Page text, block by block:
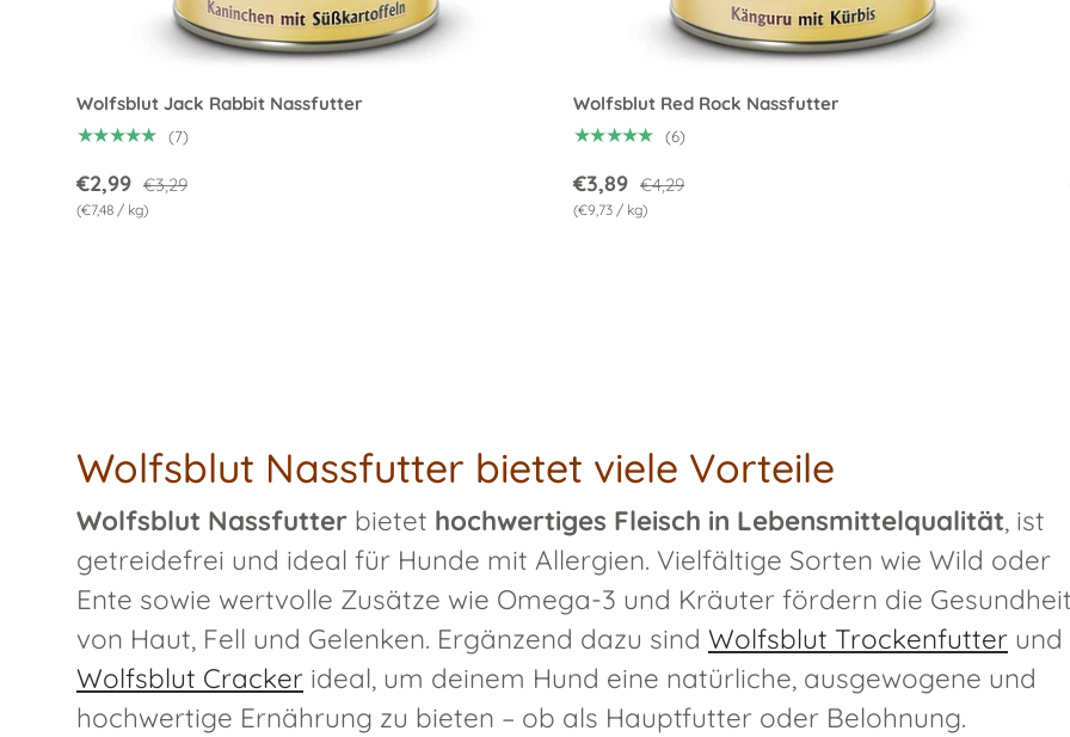
Wolfsblut Jack Rabbit Nassfutter
★★★★★
(7)
€2,99 €3,29
Grundpreis
€7,48 / kg
Wolfsblut Red Rock Nassfutter
★★★★★
(6)
€3,89 €4,29
Grundpreis
€9,73 / kg
Wolfsblut Nassfutter bietet viele Vorteile
Wolfsblut Nassfutter bietet hochwertiges Fleisch in Lebensmittelqualität, ist
getreidefrei und ideal für Hunde mit Allergien. Vielfältige Sorten wie Wild oder
Ente sowie wertvolle Zusätze wie Omega-3 und Kräuter fördern die
von Haut, Fell und Gelenken. Ergänzend dazu sind Wolfsblut Trockenfutter und
Wolfsblut Cracker ideal, um deinem Hund eine natürliche, ausgewogene und
hochwertige Ernährung zu bieten – ob als Hauptfutter oder Belohnung.